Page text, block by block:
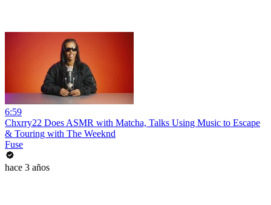
6:59
Chxrry22 Does ASMR with Matcha, Talks Using Music to Escape
& Touring with The Weeknd
Fuse
hace 3 años